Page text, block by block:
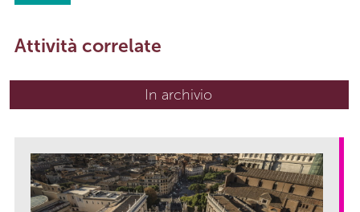
Attività correlate
In archivio